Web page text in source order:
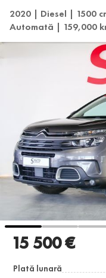
2020 | Diesel | 1500
Automată | 159,000
15 500 €
Plată lunară